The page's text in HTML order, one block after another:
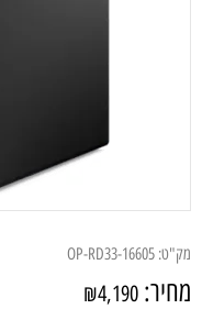
OP-RD33-16605
₪4,190